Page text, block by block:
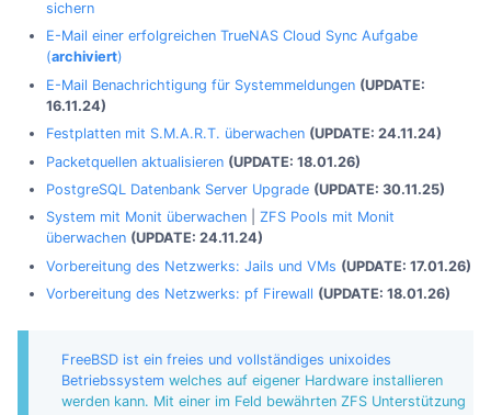
sichern
E-Mail einer erfolgreichen TrueNAS Cloud Sync Aufgabe
(archiviert)
E-Mail Benachrichtigung für Systemmeldungen (UPDATE:
16.11.24)
Festplatten mit S.M.A.R.T. überwachen (UPDATE: 24.11.24)
Packetquellen aktualisieren (UPDATE: 18.01.26)
PostgreSQL Datenbank Server Upgrade (UPDATE: 30.11.25)
System mit Monit überwachen| ZFS Pools mit Monit
überwachen (UPDATE: 24.11.24)
Vorbereitung des Netzwerks: Jails und VMs (UPDATE: 17.01.26)
Vorbereitung des Netzwerks: pf Firewall (UPDATE: 18.01.26)
FreeBSD ist ein freies und vollständiges unixoides
Betriebssystem welches auf eigener Hardware installieren
werden kann. Mit einer im Feld bewährten ZFS Unterstützung